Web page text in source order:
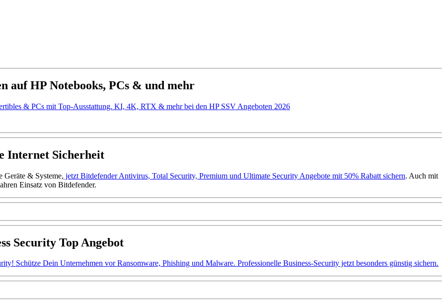
auf HP Notebooks, PCs & und mehr
& PCs mit Top-Ausstattung. KI, 4K, RTX & mehr bei den HP SSV Angeboten 2026
Internet Sicherheit
Geräte & Systeme, jetzt Bitdefender Antivirus, Total Security, Premium und Ultimate Security Angebote mit 50% Rabatt sichern. Auch mit
Einsatz von Bitdefender.
Security Top Angebot
Schütze Dein Unternehmen vor Ransomware, Phishing und Malware. Professionelle Business-Security jetzt besonders günstig sichern.